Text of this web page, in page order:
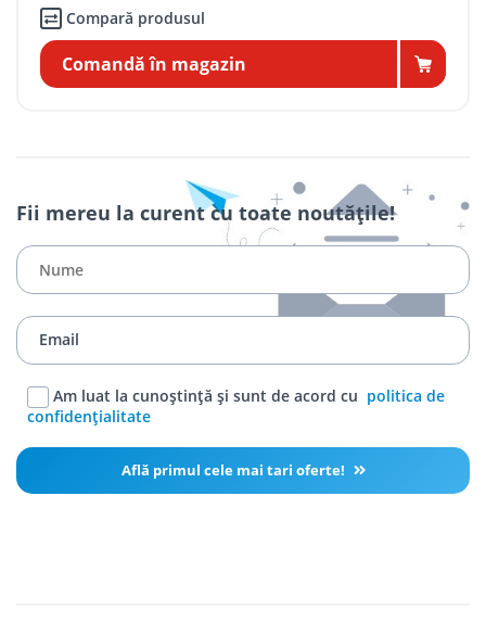
Compară produsul
Comandă în magazin
Fii mereu la curent cu toate noutățile!
Am luat la cunoștință și sunt de acord cu politica de
confidențialitate
Află primul cele mai tari oferte!